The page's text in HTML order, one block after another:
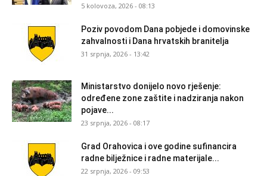
5 kolovoza, 2026 - 08:13
Poziv povodom Dana pobjede i domovinske
zahvalnosti i Dana hrvatskih branitelja
31 srpnja, 2026 - 13:42
Ministarstvo donijelo novo rješenje:
određene zone zaštite i nadziranja nakon
pojave...
23 srpnja, 2026 - 08:17
Grad Orahovica i ove godine sufinancira
radne bilježnice i radne materijale...
22 srpnja, 2026 - 09:53